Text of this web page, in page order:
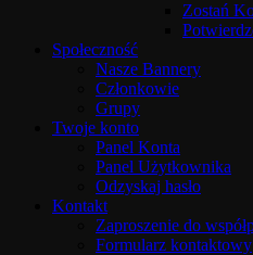
Zostań
Społeczność
Nasze Bannery
Członkowie
Grupy
Twoje konto
Panel Konta
Panel Użytkownika
Odzyskaj hasło
Kontakt
Zaproszenie do
Formularz kontaktowy